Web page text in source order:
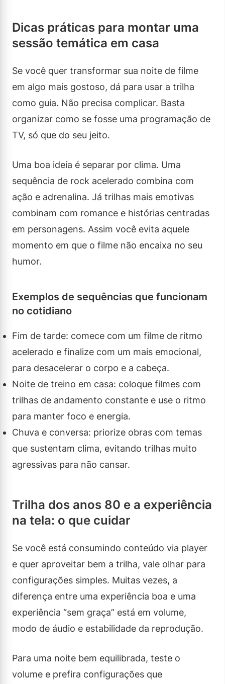
Dicas práticas para montar uma
sessão temática em casa
Se você quer transformar sua noite de filme
em algo mais gostoso, dá para usar a trilha
como guia. Não precisa complicar. Basta
organizar como se fosse uma programação de
TV, só que do seu jeito.
Uma boa ideia é separar por clima. Uma
sequência de rock acelerado combina com
ação e adrenalina. Já trilhas mais emotivas
combinam com romance e histórias centradas
em personagens. Assim você evita aquele
momento em que o filme não encaixa no seu
humor.
Exemplos de sequências que funcionam
no cotidiano
Fim de tarde: comece com um filme de ritmo
acelerado e finalize com um mais emocional,
para desacelerar o corpo e a cabeça.
Noite de treino em casa: coloque filmes com
trilhas de andamento constante e use o ritmo
para manter foco e energia.
Chuva e conversa: priorize obras com temas
que sustentam clima, evitando trilhas muito
agressivas para não cansar.
Trilha dos anos 80 e a experiência
na tela: o que cuidar
Se você está consumindo conteúdo via player
e quer aproveitar bem a trilha, vale olhar para
configurações simples. Muitas vezes, a
diferença entre uma experiência boa e uma
experiência “sem graça” está em volume,
modo de áudio e estabilidade da reprodução.
Para uma noite bem equilibrada, teste o
volume e prefira configurações que